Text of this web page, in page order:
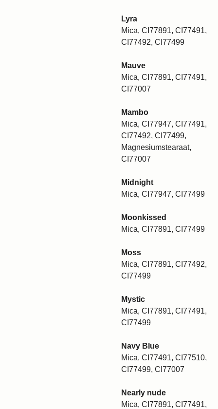
Lyra
Mica, CI77891, CI77491,
CI77492, CI77499
Mauve
Mica, CI77891, CI77491,
CI77007
Mambo
Mica, CI77947, CI77491,
CI77492, CI77499,
Magnesiumstearaat,
CI77007
Midnight
Mica, CI77947, CI77499
Moonkissed
Mica, CI77891, CI77499
Moss
Mica, CI77891, CI77492,
CI77499
Mystic
Mica, CI77891, CI77491,
CI77499
Navy Blue
Mica, CI77491, CI77510,
CI77499, CI77007
Nearly nude
Mica, CI77891, CI77491,